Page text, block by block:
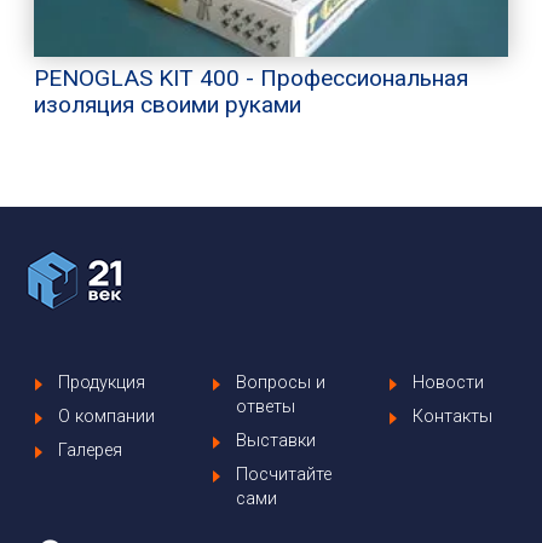
PENOGLAS KIT 400 - Профессиональная
изоляция своими руками
Продукция
О компании
Галерея
Вопросы и
ответы
Выставки
Посчитайте
сами
Новости
Контакты